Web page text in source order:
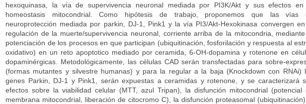
hexoquinasa, la vía de supervivencia neuronal mediada por PI3K/Akt y sus efectos en
homeostasis mitocondrial. Como hipótesis de trabajo, proponemos que las vías
neuroprotección mediada por parkin, DJ-1, Pink1 y la vía PI3/Akt-Hexokinasa convergen
regulación de la muerte/supervivencia neuronal, corriente arriba de la mitocondria,
potenciación de los procesos en que participan (ubiquitinación, fosforilación y respuesta al
oxidativo) en un reto apoptotico mediado por ceramida, 6-OH-dopamina y rotenone en
dopaminérgicas. Metodológicamente, las células CAD serán transfectadas para sobre-
(formas mutantes y silvestre humanas) y para la regular a la baja (Knockdown con RNAi)
genes Parkin, DJ-1 y Pink1, serán expuestas a ceramidas y rotenone, y se caracterizará
efectos sobre la viabilidad celular (MTT, azul Tripan), la disfunción mitocondrial (potencial
membrana mitocondrial, liberación de citocromo C), la disfunción proteasomal